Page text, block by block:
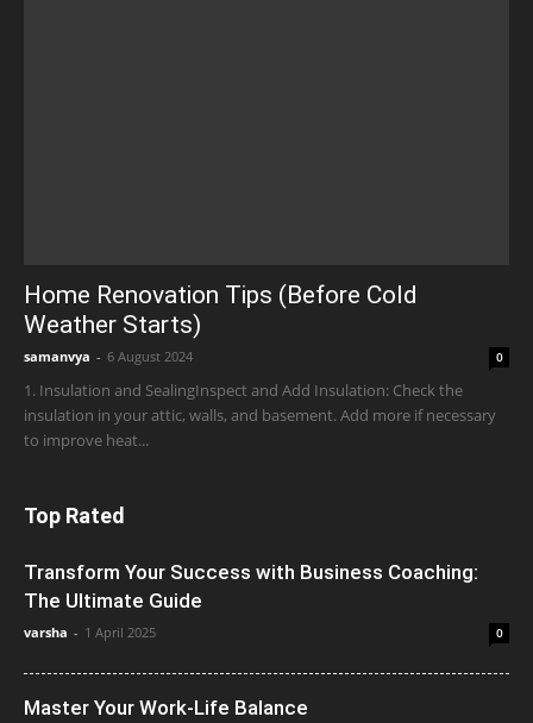
Home Renovation Tips (Before Cold
Weather Starts)
samanvya - 6 August 2024 0
1. Insulation and SealingInspect and Add Insulation: Check the
insulation in your attic, walls, and basement. Add more if necessary
to improve heat...
Top Rated
Transform Your Success with Business Coaching:
The Ultimate Guide
varsha - 1 April 2025 0
Master Your Work-Life Balance